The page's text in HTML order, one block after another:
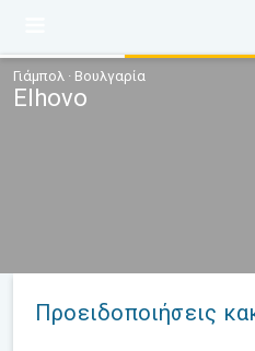
Γιάμπολ · Βουλγαρία
Elhovo
Προειδοποιήσεις